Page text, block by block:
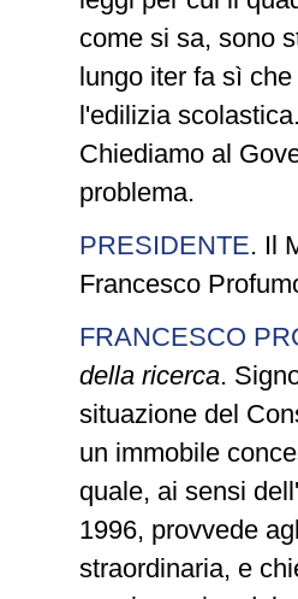
come si sa, sono
lungo iter fa sì
l'edilizia
Chiediamo al
problema.
PRESIDENTE. Il
Francesco
FRANCESCO
della ricerca.
situazione del
un immobile
quale, ai sensi
1996, provvede
straordinaria, e